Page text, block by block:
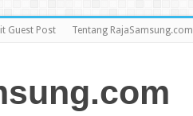
Guest Post Tentang RajaSamsung.com